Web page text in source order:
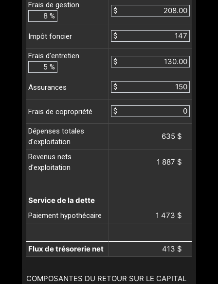
Frais de gestion
%
$
Impôt foncier $
Frais d’entretien
%
$
Assurances $
Frais de copropriété $
Dépenses totales
d'exploitation
635 $
Revenus nets
d'exploitation
1 887 $
Service de la dette
Paiement hypothécaire 1 473 $
Flux de trésorerie net 413 $
COMPOSANTES DU RETOUR SUR LE CAPITAL